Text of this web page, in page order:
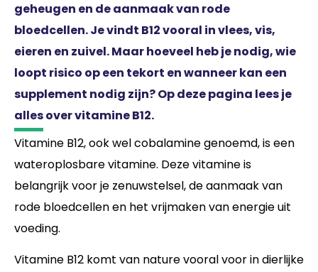
geheugen en de aanmaak van rode
bloedcellen. Je vindt B12 vooral in vlees, vis,
eieren en zuivel. Maar hoeveel heb je nodig, wie
loopt risico op een tekort en wanneer kan een
supplement nodig zijn? Op deze pagina lees je
alles over vitamine B12.
Vitamine B12, ook wel cobalamine genoemd, is een
wateroplosbare vitamine. Deze vitamine is
belangrijk voor je zenuwstelsel, de aanmaak van
rode bloedcellen en het vrijmaken van energie uit
voeding.
Vitamine B12 komt van nature vooral voor in dierlijke